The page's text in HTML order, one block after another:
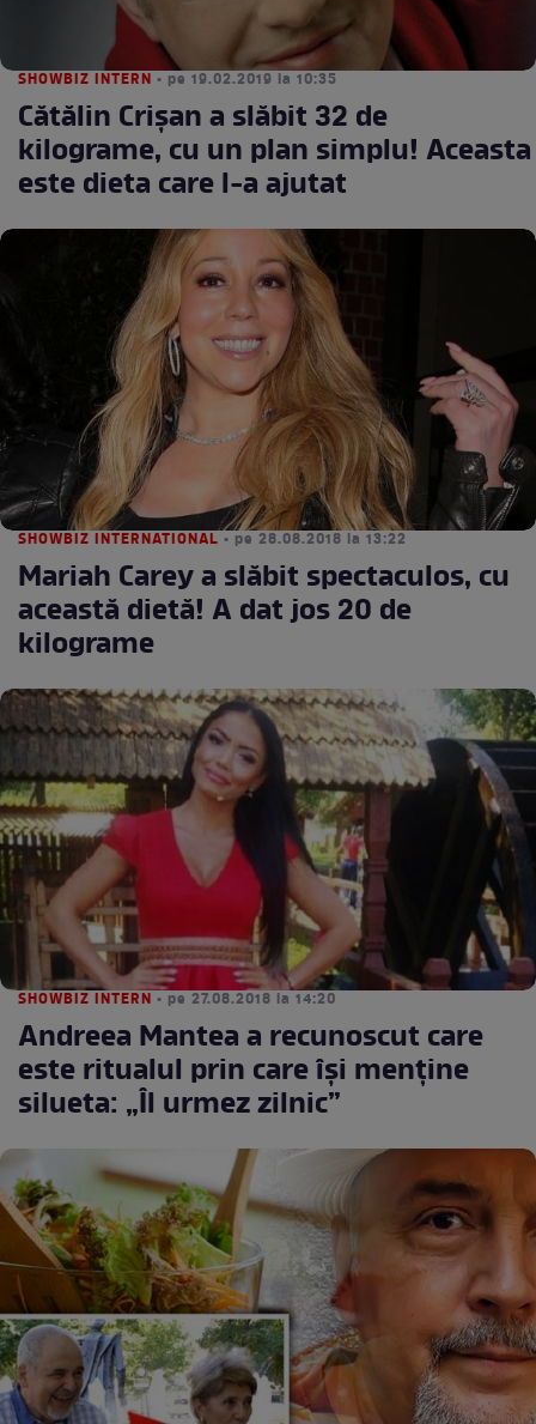
SHOWBIZ INTERN • pe 19.02.2019 la 10:35
Cătălin Crișan a slăbit 32 de
kilograme, cu un plan simplu! Aceasta
este dieta care l-a ajutat
SHOWBIZ INTERNATIONAL • pe 28.08.2018 la 13:22
Mariah Carey a slăbit spectaculos, cu
această dietă! A dat jos 20 de
kilograme
SHOWBIZ INTERN • pe 27.08.2018 la 14:20
Andreea Mantea a recunoscut care
este ritualul prin care își menține
silueta: „Îl urmez zilnic”